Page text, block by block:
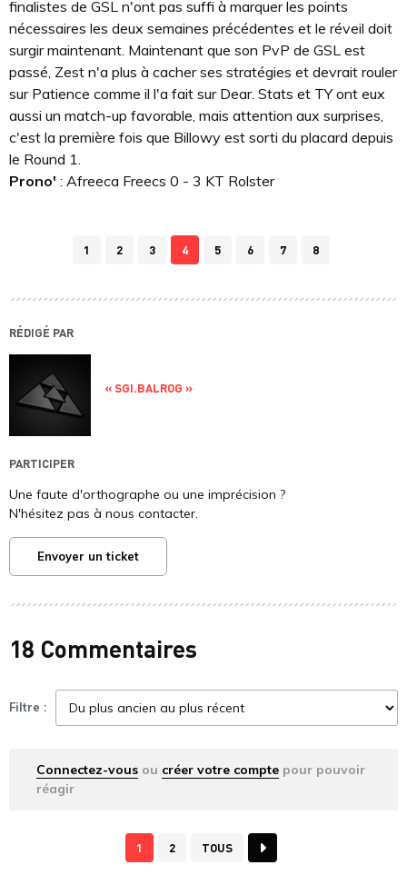
finalistes de GSL n'ont pas suffi à marquer les points
nécessaires les deux semaines précédentes et le réveil doit
surgir maintenant. Maintenant que son PvP de GSL est
passé, Zest n'a plus à cacher ses stratégies et devrait rouler
sur Patience comme il l'a fait sur Dear. Stats et TY ont eux
aussi un match-up favorable, mais attention aux surprises,
c'est la première fois que Billowy est sorti du placard depuis
le Round 1.
Prono' : Afreeca Freecs 0 - 3 KT Rolster
1 2 3 4 5 6 7 8
RÉDIGÉ PAR
« SGI.BALROG »
PARTICIPER
Une faute d'orthographe ou une imprécision ?
N'hésitez pas à nous contacter.
Envoyer un ticket
18 Commentaires
Filtre :
Connectez-vous ou créer votre compte pour pouvoir
réagir
1 2 TOUS